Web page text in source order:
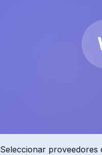
Seleccionar proveedores